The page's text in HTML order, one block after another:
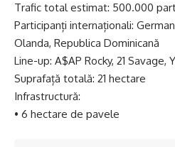
Trafic total estimat: 500.000
Participanți internaționali:
Olanda, Republica Dominicană
Line-up: A$AP Rocky, 21 Savage,
Suprafață totală: 21 hectare
Infrastructură:
• 6 hectare de pavele